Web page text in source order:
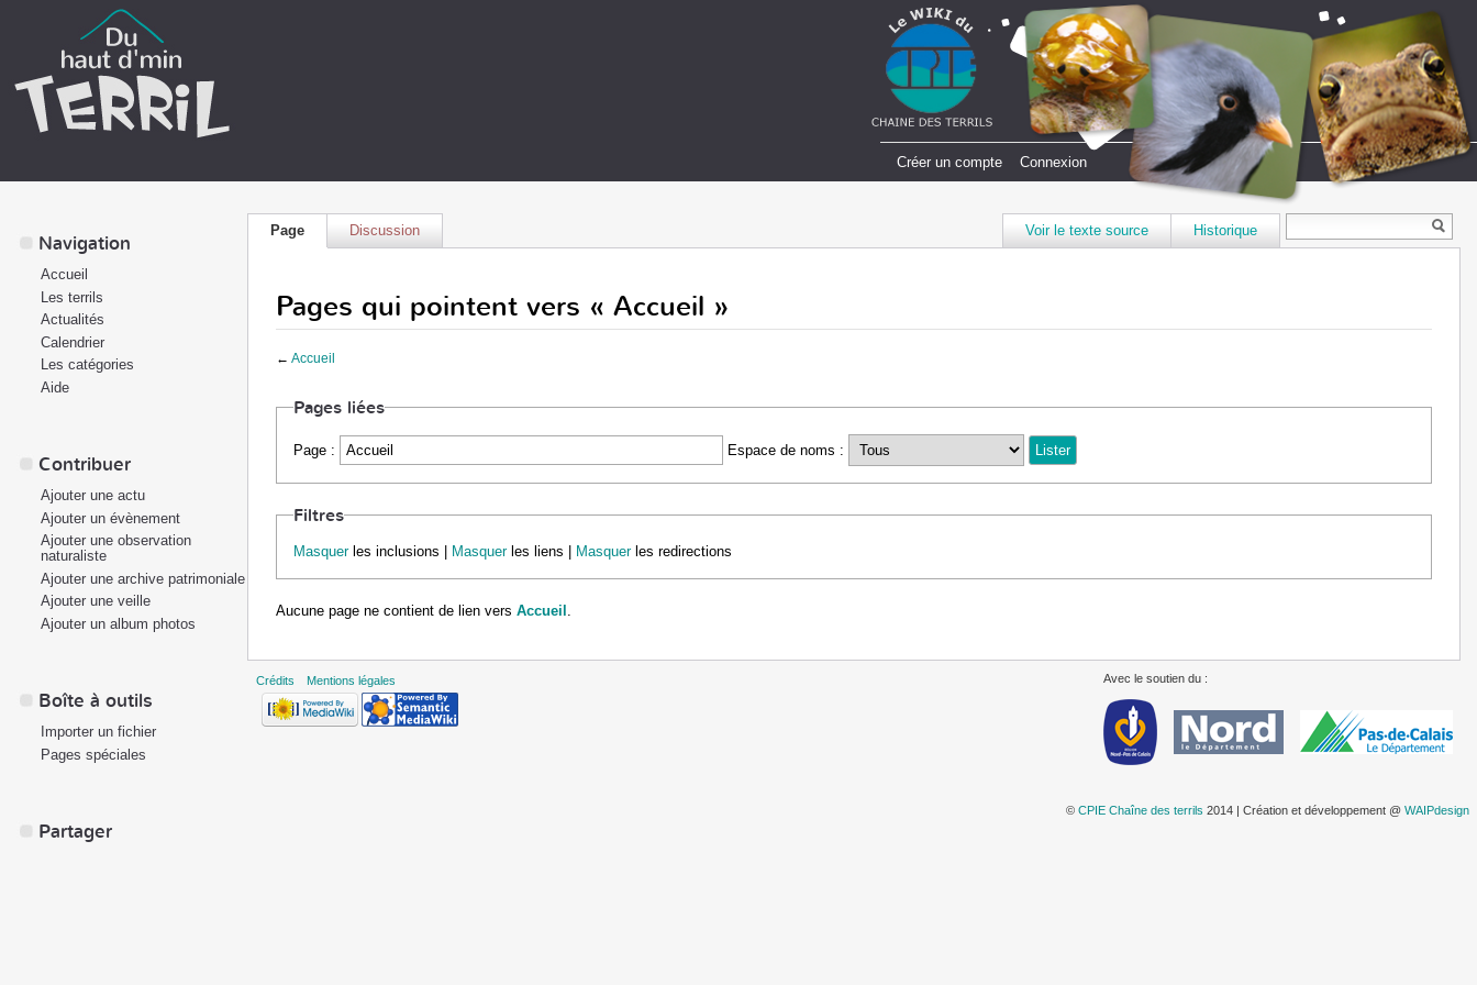
Créer un compte Connexion
Page Discussion Voir le texte source Historique
Pages qui pointent vers « Accueil »
← Accueil
Pages liées
Page : Espace de noms :
Filtres
Masquerles inclusions | Masquerles liens | Masquerles redirections
Aucune page ne contient de lien vers Accueil
Navigation
Accueil
Les terrils
Actualités
Calendrier
Les catégories
Aide
Contribuer
Ajouter une actu
Ajouter un évènement
Ajouter une observation
naturaliste
Ajouter une archive patrimoniale
Ajouter une veille
Ajouter un album photos
Boîte à outils
Importer un fichier
Pages spéciales
Partager
Crédits Mentions légales Avec le soutien du :
© CPIE Chaîne des terrils 2014 | Création et développement @ WAIPdesign